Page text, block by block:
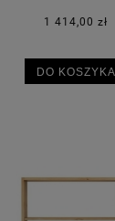
1 414,00 zł
DO KOSZYKA